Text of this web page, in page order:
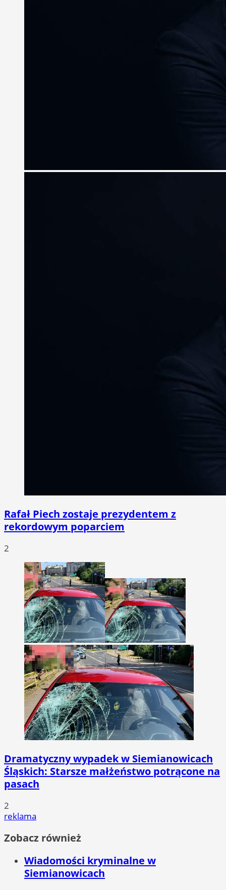
Rafał Piech zostaje prezydentem z
rekordowym poparciem
2
Dramatyczny wypadek w Siemianowicach
Śląskich: Starsze małżeństwo potrącone na
pasach
2
reklama
Zobacz również
Wiadomości kryminalne w
Siemianowicach